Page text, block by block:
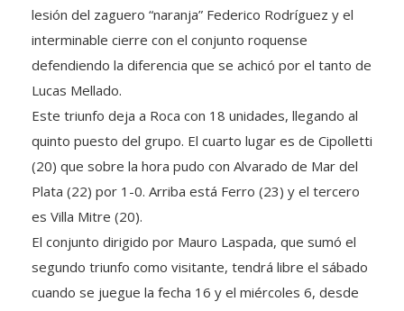
interminable cierre con el conjunto roquense
defendiendo la diferencia que se achicó por el tanto de
Lucas Mellado.
Este triunfo deja a Roca con 18 unidades, llegando al
quinto puesto del grupo. El cuarto lugar es de Cipolletti
(20) que sobre la hora pudo con Alvarado de Mar del
Plata (22) por 1-0. Arriba está Ferro (23) y el tercero
es Villa Mitre (20).
El conjunto dirigido por Mauro Laspada, que sumó el
segundo triunfo como visitante, tendrá libre el sábado
cuando se juegue la fecha 16 y el miércoles 6, desde
las 21.30, recibirá a Independiente de Neuquén (16)